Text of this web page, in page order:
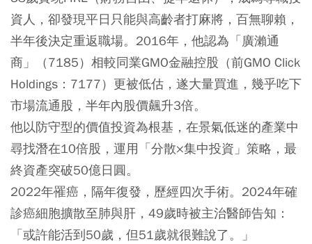
資人，卻發現平日只能與高齡者打麻將，百無聊賴，
半年後決定重返職場。2016年，他認為「廣瀨通
商」（7185）相較同業GMO金融控股（前GMO Click
Holdings：7177）更被低估，遂大量買進，幾乎吃下
市場流通股，半年內股價飆升3倍。
他以防守型的價值投資為根基，在景氣低迷的產業中
尋找潛在10倍股，運用「分散×集中投資」策略，最
終資產突破50億日圓。
2022年罹癌，隔年復發，歷經四次手術。2024年確
診癌細胞擴散至肺與肝，49歲時被主治醫師告知：
「或許能活到50歲，但51歲就很難說了。」